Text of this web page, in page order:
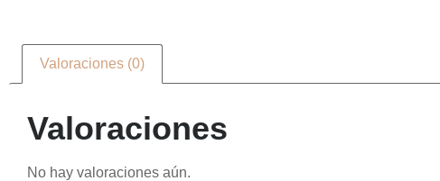
Valoraciones (0)
Valoraciones
No hay valoraciones aún.